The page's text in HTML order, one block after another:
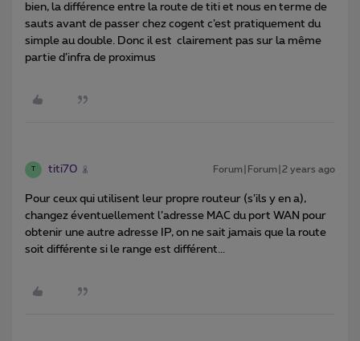
bien, la différence entre la route de titi et nous en terme de
sauts avant de passer chez cogent c’est pratiquement du
simple au double. Donc il est clairement pas sur la même
partie d’infra de proximus
titi70 Forum|Forum|2 years ago
Pour ceux qui utilisent leur propre routeur (s’ils y en a),
changez éventuellement l’adresse MAC du port WAN pour
obtenir une autre adresse IP, on ne sait jamais que la route
soit différente si le range est différent...